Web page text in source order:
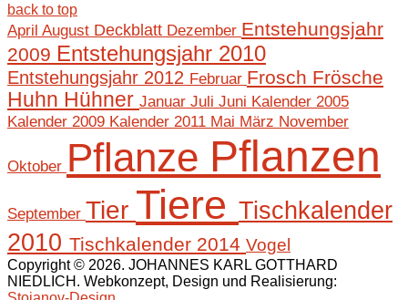
back to top
April August Deckblatt Dezember Entstehungsjahr
2009 Entstehungsjahr 2010
Entstehungsjahr 2012 Februar Frosch Frösche
Huhn Hühner Januar Juli Juni Kalender 2005
Kalender 2009 Kalender 2011 Mai März November
Oktober Pflanze Pflanzen
September Tier Tiere Tischkalender
2010 Tischkalender 2014 Vogel
Copyright © 2026. JOHANNES KARL GOTTHARD
NIEDLICH. Webkonzept, Design und Realisierung: